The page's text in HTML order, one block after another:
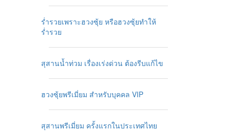
ร่ำรวยเพราะฮวงซุ้ย หรือฮวงซุ้ยทำให้
ร่ำรวย
สุสานน้ำท่วม เรื่องเร่งด่วน ต้องรีบแก้ไข
ฮวงซุ้ยพรีเมี่ยม สำหรับบุคคล VIP
สุสานพรีเมี่ยม ครั้งแรกในประเทศไทย